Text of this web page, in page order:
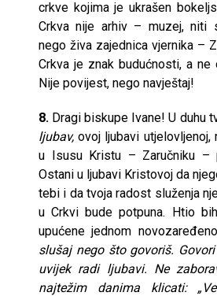
crkve kojima je ukrašen
Crkva nije arhiv – muzej, niti
nego živa zajednica vjernika –
Crkva je znak budućnosti, a
Nije povijest, nego navještaj!
8. Dragi biskupe Ivane! U duhu
ljubav,ovoj ljubavi
u Isusu Kristu – Zaručniku –
Ostani u ljubavi Kristovoj da
tebi i da tvoja radost služenja
u Crkvi bude potpuna. Htio
upućene jednom
slušaj nego što govoriš.
uvijek radi ljubavi. Ne
najtežim danima klicati: